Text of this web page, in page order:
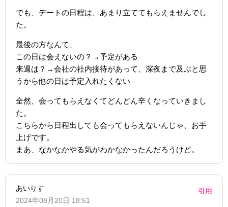
でも、デートの日程は、あまり立ててもらえませんでし
た。
最後の方なんて、
この日は会えないの？→予定がある
来週は？→会社の社内接待があって、深夜まで及ぶと思
うから他の日は予定入れたくない
全然、会ってもらえなくてどんどん辛くなっていきまし
た。
こちらから日程出しても会ってもらえないんじゃ、お手
上げです。
まあ、なかなかやる気がわかなかったんだろうけど。
あいりす
2024年08月20日 18:51
引用